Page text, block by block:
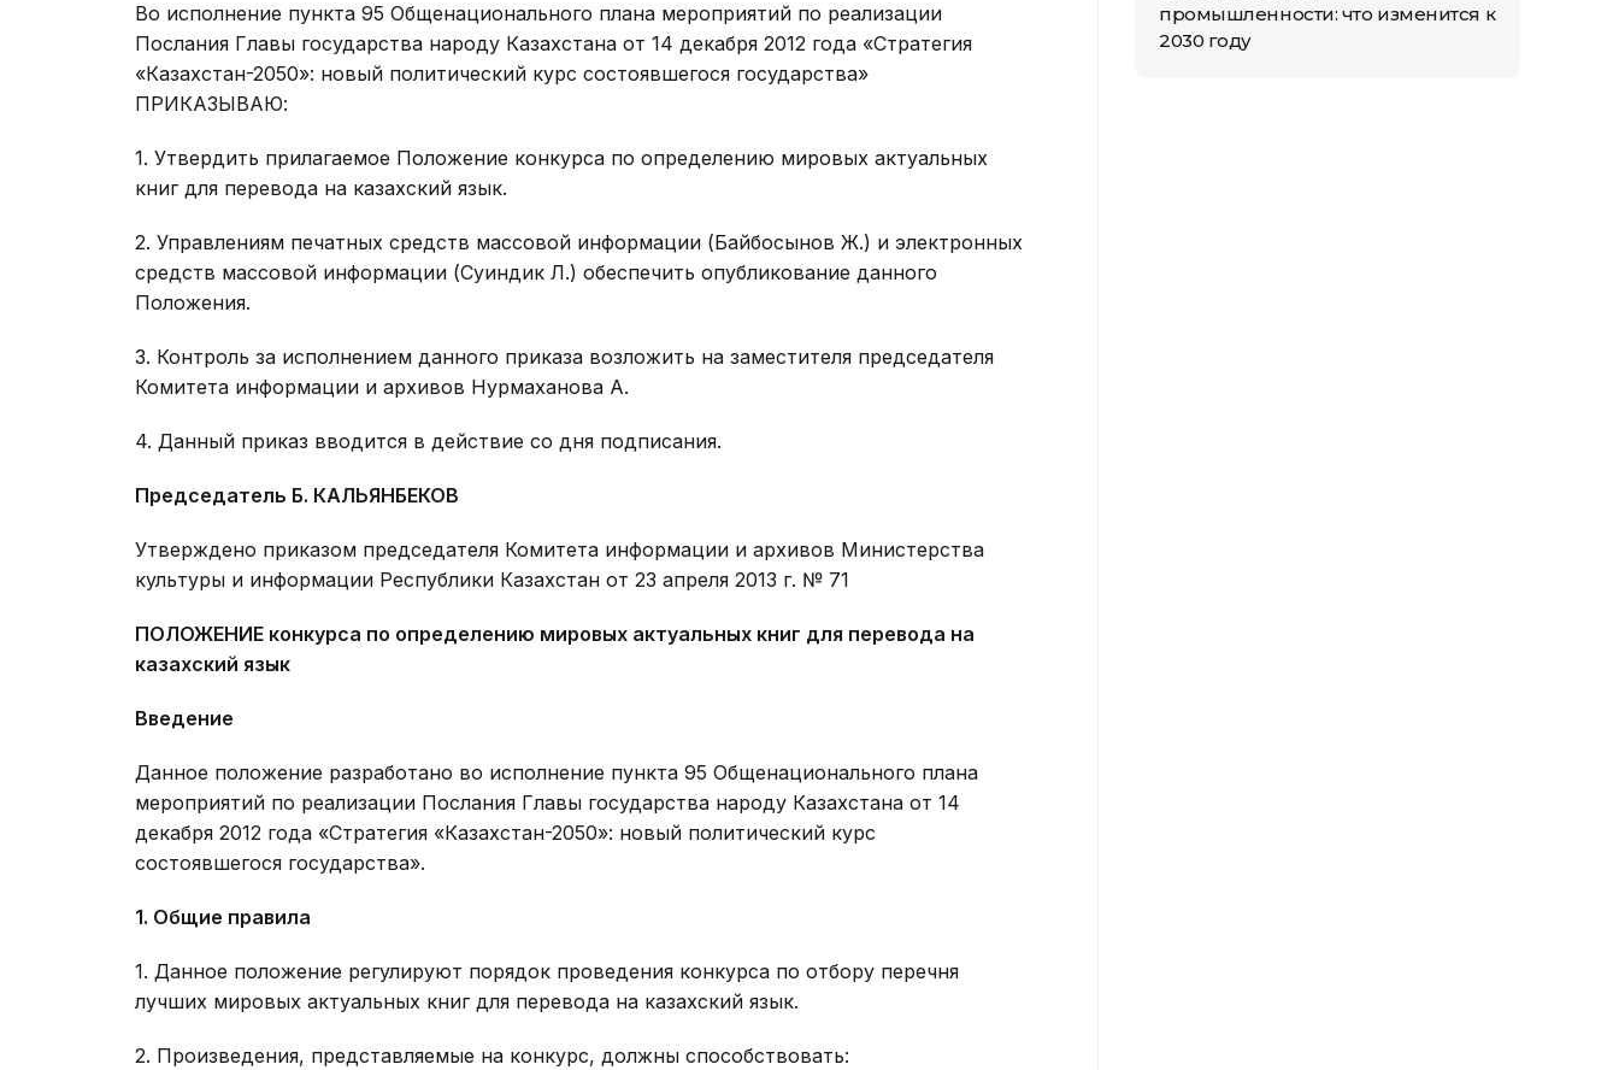
Во исполнение пункта 95 Общенационального плана мероприятий по реализации
Послания Главы государства народу Казахстана от 14 декабря 2012 года «Стратегия
«Казахстан-2050»: новый политический курс состоявшегося государства»
ПРИКАЗЫВАЮ:
1. Утвердить прилагаемое Положение конкурса по определению мировых актуальных
книг для перевода на казахский язык.
2. Управлениям печатных средств массовой информации (Байбосынов Ж.) и электронных
средств массовой информации (Суиндик Л.) обеспечить опубликование данного
Положения.
3. Контроль за исполнением данного приказа возложить на заместителя председателя
Комитета информации и архивов Нурмаханова А.
4. Данный приказ вводится в действие со дня подписания.
Председатель Б. КАЛЬЯНБЕКОВ
Утверждено приказом председателя Комитета информации и архивов Министерства
культуры и информации Республики Казахстан от 23 апреля 2013 г. № 71
ПОЛОЖЕНИЕ конкурса по определению мировых актуальных книг для перевода на
казахский язык
Введение
Данное положение разработано во исполнение пункта 95 Общенационального плана
мероприятий по реализации Послания Главы государства народу Казахстана от 14
декабря 2012 года «Стратегия «Казахстан-2050»: новый политический курс
состоявшегося государства».
1. Общие правила
1. Данное положение регулируют порядок проведения конкурса по отбору перечня
лучших мировых актуальных книг для перевода на казахский язык.
2. Произведения, представляемые на конкурс, должны способствовать:
промышленности: что изменится к
2030 году